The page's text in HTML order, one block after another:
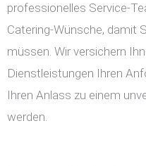
professionelles Service-
Catering-Wünsche, damit
müssen. Wir versichern
Dienstleistungen Ihren
Ihren Anlass zu einem
werden.